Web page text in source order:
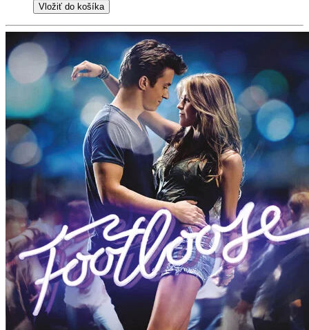
Vložiť do košíka